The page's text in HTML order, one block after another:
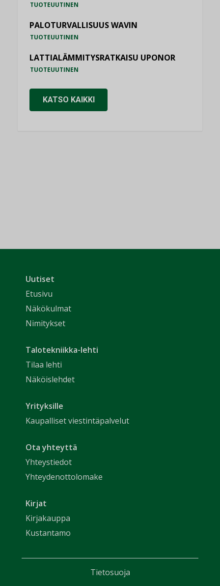
TUOTEUUTINEN
PALOTURVALLISUUS WAVIN
TUOTEUUTINEN
LATTIALÄMMITYSRATKAISU UPONOR
TUOTEUUTINEN
KATSO KAIKKI
Uutiset
Etusivu
Näkökulmat
Nimitykset
Talotekniikka-lehti
Tilaa lehti
Näköislehdet
Yrityksille
Kaupalliset viestintäpalvelut
Ota yhteyttä
Yhteystiedot
Yhteydenottolomake
Kirjat
Kirjakauppa
Kustantamo
Tietosuoja